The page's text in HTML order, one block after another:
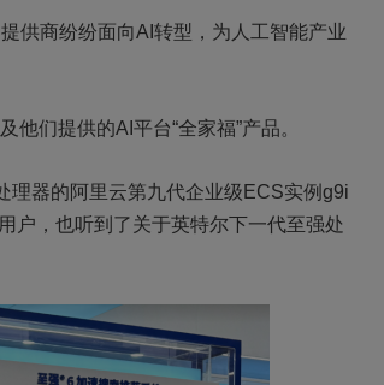
供商纷纷面向AI转型，为人工智能产业
们提供的AI平台“全家福”产品。
理器的阿里云第九代企业级ECS实例g9i
，也听到了关于英特尔下一代至强处